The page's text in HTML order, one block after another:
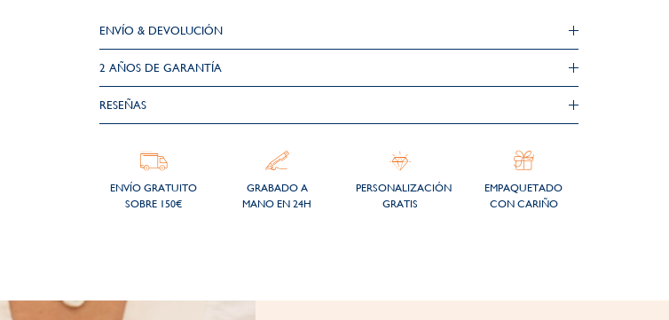
ENVÍO & DEVOLUCIÓN
2 AÑOS DE GARANTÍA​
RESEÑAS
ENVÍO GRATUITO
SOBRE 150€
GRABADO A
MANO EN 24H
PERSONALIZACIÓN
GRATIS
EMPAQUETADO
CON CARIÑO